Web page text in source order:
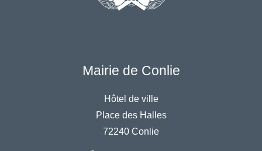
Mairie de Conlie
Hôtel de ville
Place des Halles
72240 Conlie